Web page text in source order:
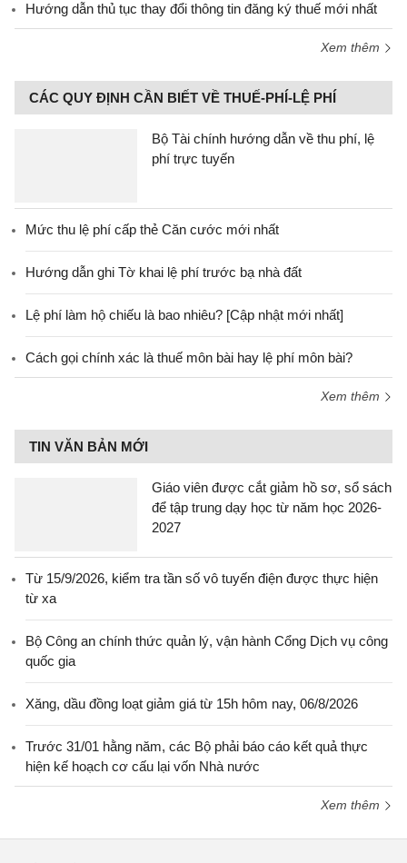
Hướng dẫn thủ tục thay đổi thông tin đăng ký thuế mới nhất
Xem thêm
CÁC QUY ĐỊNH CẦN BIẾT VỀ THUẾ-PHÍ-LỆ PHÍ
Bộ Tài chính hướng dẫn về thu phí, lệ
phí trực tuyến
Mức thu lệ phí cấp thẻ Căn cước mới nhất
Hướng dẫn ghi Tờ khai lệ phí trước bạ nhà đất
Lệ phí làm hộ chiếu là bao nhiêu? [Cập nhật mới nhất]
Cách gọi chính xác là thuế môn bài hay lệ phí môn bài?
Xem thêm
TIN VĂN BẢN MỚI
Giáo viên được cắt giảm hồ sơ, sổ sách
để tập trung dạy học từ năm học 2026-
2027
Từ 15/9/2026, kiểm tra tần số vô tuyến điện được thực hiện
từ xa
Bộ Công an chính thức quản lý, vận hành Cổng Dịch vụ công
quốc gia
Xăng, dầu đồng loạt giảm giá từ 15h hôm nay, 06/8/2026
Trước 31/01 hằng năm, các Bộ phải báo cáo kết quả thực
hiện kế hoạch cơ cấu lại vốn Nhà nước
Xem thêm